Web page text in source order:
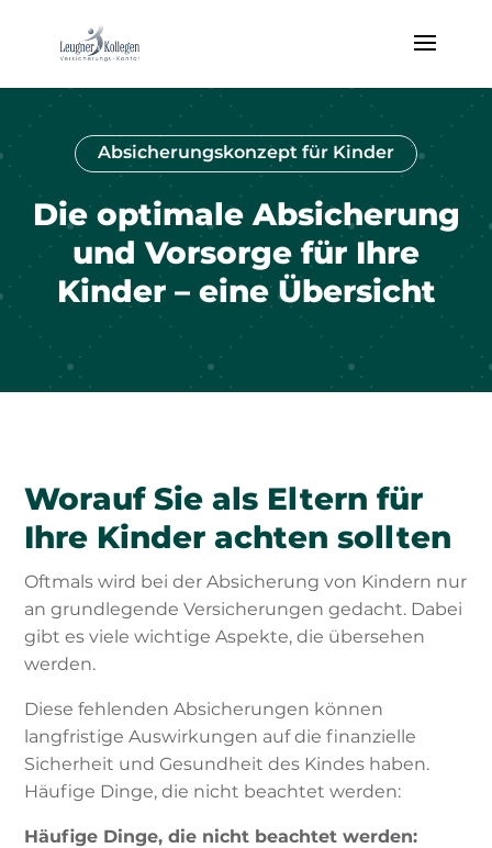
Absicherungskonzept für Kinder
Die optimale Absicherung
und Vorsorge für Ihre
Kinder – eine Übersicht
Worauf Sie als Eltern für
Ihre Kinder achten sollten
Oftmals wird bei der Absicherung von Kindern nur
an grundlegende Versicherungen gedacht. Dabei
gibt es viele wichtige Aspekte, die übersehen
werden.
Diese fehlenden Absicherungen können
langfristige Auswirkungen auf die finanzielle
Sicherheit und Gesundheit des Kindes haben.
Häufige Dinge, die nicht beachtet werden:
Häufige Dinge, die nicht beachtet werden: